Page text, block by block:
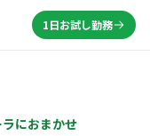
1日お試し勤務
におまかせ